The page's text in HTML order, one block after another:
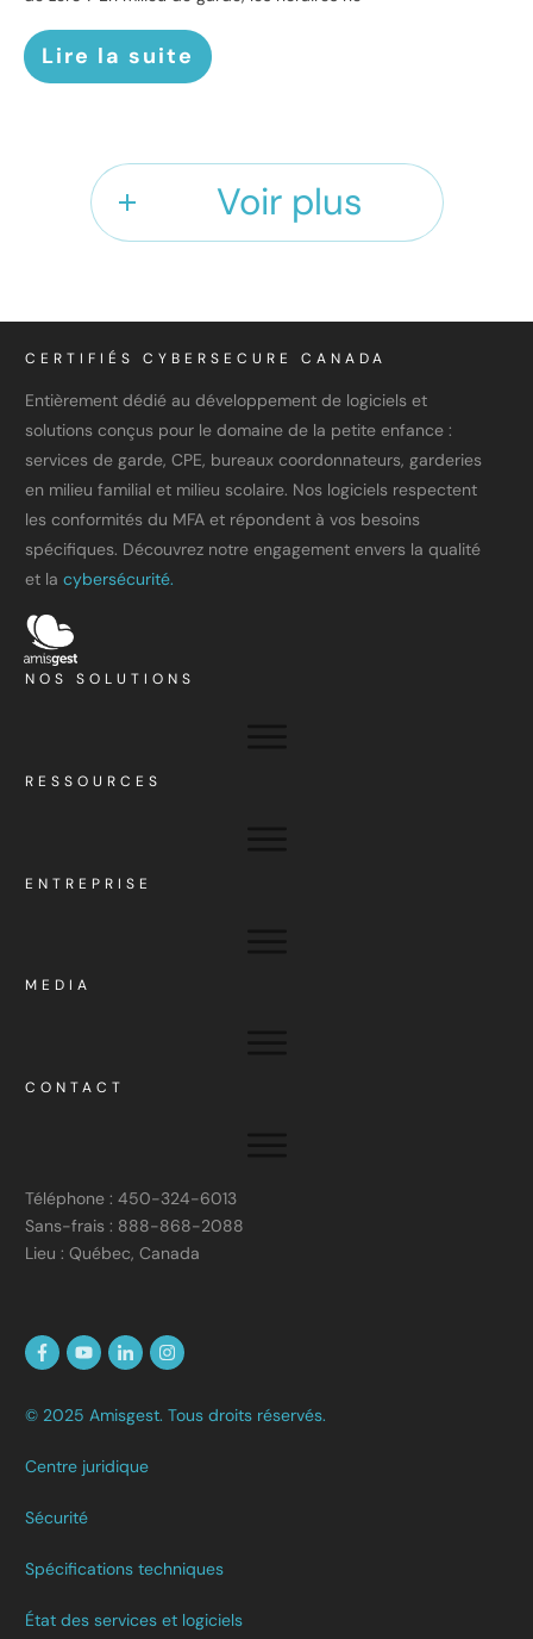
Lire la suite
Voir plus
CERTIFIÉS CYBERSECURE CANADA
Entièrement dédié au développement de logiciels et
solutions conçus pour le domaine de la petite enfance :
services de garde, CPE, bureaux coordonnateurs, garderies
en milieu familial et milieu scolaire. Nos logiciels respectent
les conformités du MFA et répondent à vos besoins
spécifiques. Découvrez notre engagement envers la qualité
et la cybersécurité.
NOS SOLUTIONS
RESSOURCES
ENTREPRISE
MEDIA
CONTACT
Téléphone : 450-324-6013
Sans-frais : 888-868-2088
Lieu : Québec, Canada
© 2025 Amisgest. Tous droits réservés.
Centre juridique
Sécurité
Spécifications techniques
État des services et logiciels